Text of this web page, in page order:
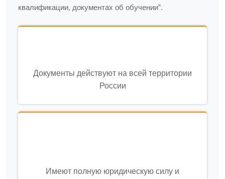
квалификации, документах об обучении”.
Документы действуют на всей территории
России
Имеют полную юридическую силу и